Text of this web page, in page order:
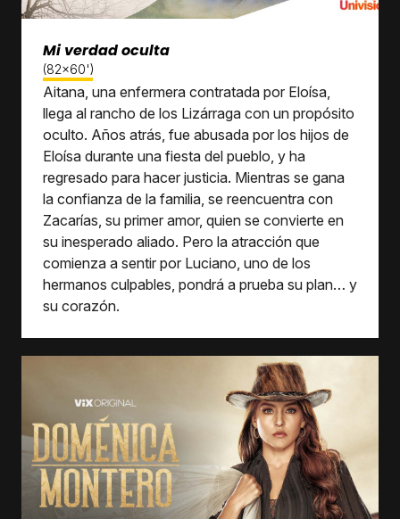
Mi verdad oculta
(82x60')
Aitana, una enfermera contratada por Eloísa,
llega al rancho de los Lizárraga con un propósito
oculto. Años atrás, fue abusada por los hijos de
Eloísa durante una fiesta del pueblo, y ha
regresado para hacer justicia. Mientras se gana
la confianza de la familia, se reencuentra con
Zacarías, su primer amor, quien se convierte en
su inesperado aliado. Pero la atracción que
comienza a sentir por Luciano, uno de los
hermanos culpables, pondrá a prueba su plan… y
su corazón.